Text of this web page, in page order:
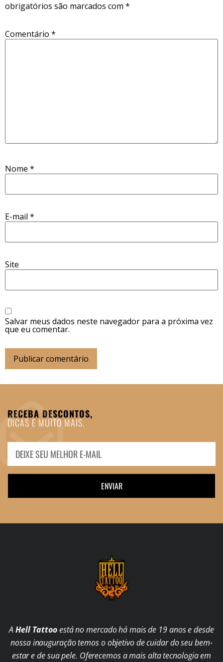
obrigatórios são marcados com *
Comentário *
Nome *
E-mail *
Site
Salvar meus dados neste navegador para a próxima vez
que eu comentar.
RECEBA DESCONTOS,
DICAS E MUITO MAIS.
ENVIAR
AHell Tattooestá no mercado há mais de 19 anos e desde
nossa inauguração temos o objetivo de cuidar do seu bem-
estar e de sua pele. Oferecemos a mais alta tecnologia em